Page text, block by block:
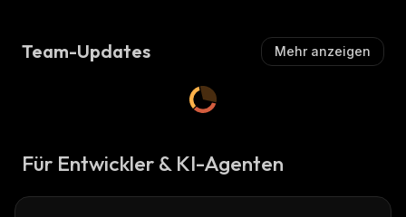
Team-Updates Mehr anzeigen
Für Entwickler & KI-Agenten